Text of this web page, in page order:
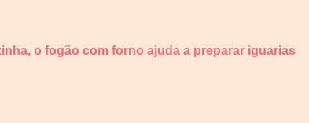
o fogão com forno ajuda a preparar iguarias